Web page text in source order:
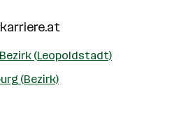
karriere.at
(Leopoldstadt)
(Bezirk)